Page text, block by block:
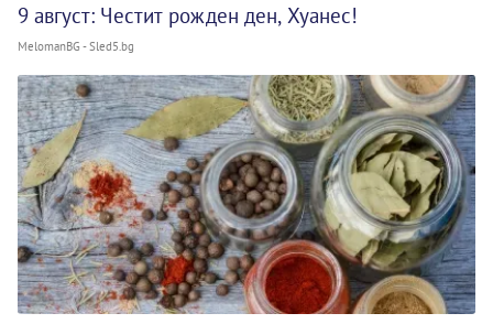
9 август: Честит рожден ден, Хуанес!
MelomanBG - Sled5.bg